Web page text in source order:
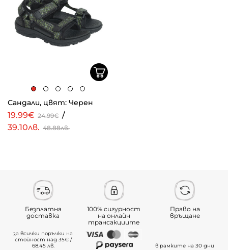
Сандали, цвят: Черен
19.99€ 24.99€ /
39.10лв. 48.88лв.
Безплатна
доставка
за всички поръчки на
стойност над 35€ /
68.45 лв.
100% сигурност
на онлайн
трансакциите
Право на
връщане
в рамките на 30 дни